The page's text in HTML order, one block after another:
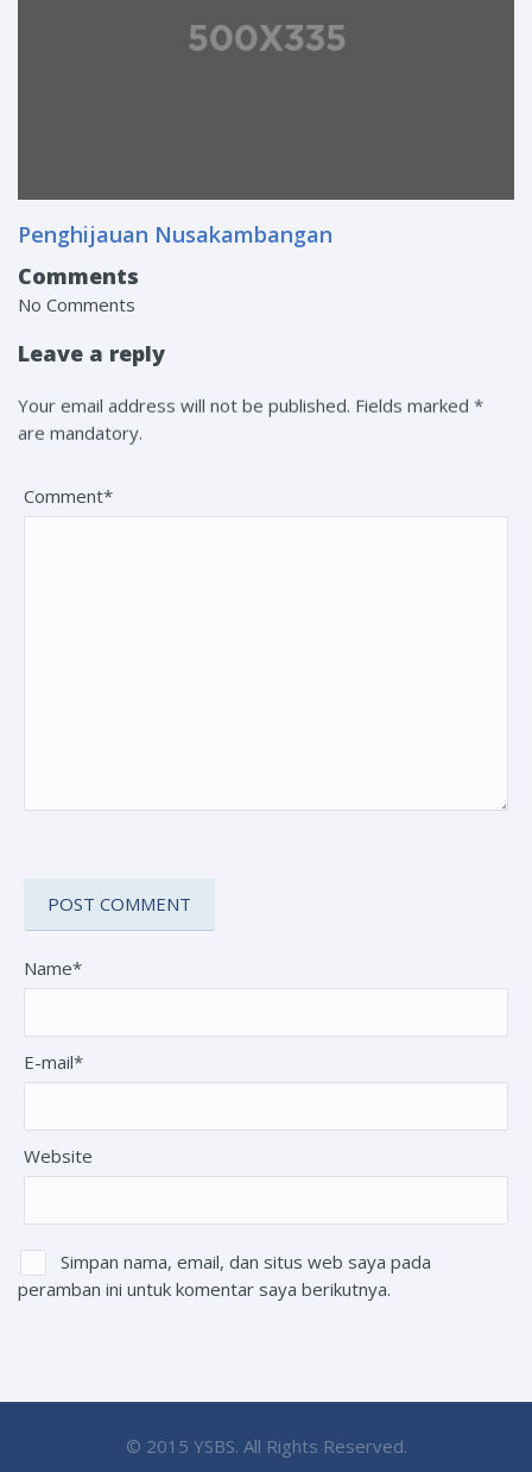
Penghijauan Nusakambangan
Comments
No Comments
Leave a reply
Your email address will not be published. Fields marked *
are mandatory.
Comment*
Name*
E-mail*
Website
Simpan nama, email, dan situs web saya pada
peramban ini untuk komentar saya berikutnya.
© 2015 YSBS. All Rights Reserved.